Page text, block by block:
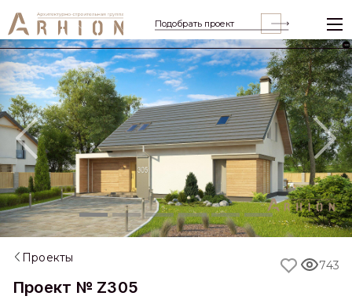
Подобрать проект
Previous
Проекты
Проект № Z305
743